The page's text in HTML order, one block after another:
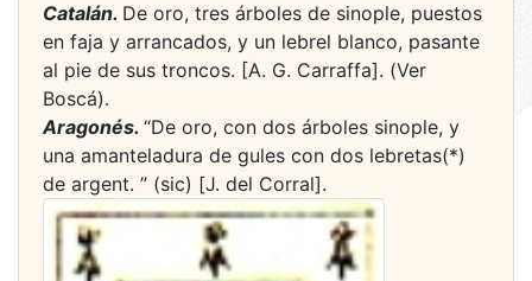
Catalán. De oro, tres árboles de sinople, puestos
en faja y arrancados, y un lebrel blanco, pasante
al pie de sus troncos. [A. G. Carraffa]. (Ver
Boscá).
Aragonés. “De oro, con dos árboles sinople, y
una amanteladura de gules con dos lebretas(*)
de argent. ” (sic) [J. del Corral].